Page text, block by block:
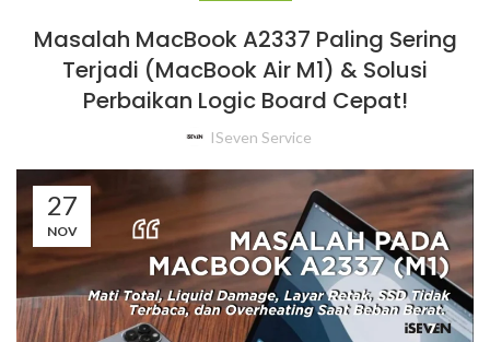
Masalah MacBook A2337 Paling Sering
Terjadi (MacBook Air M1) & Solusi
Perbaikan Logic Board Cepat!
ISeven Service
27
NOV